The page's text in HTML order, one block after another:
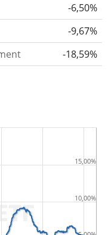
-6,50%
-9,67%
-18,59%
10,00%
15,00%